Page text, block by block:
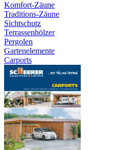
Komfort-Zäune
Traditions-Zäune
Sichtschutz
Terrassenhölzer
Pergolen
Gartenelemente
Carports